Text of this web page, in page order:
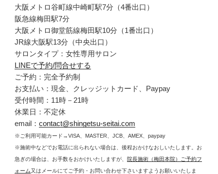
大阪メトロ谷町線中崎町駅7分（4番出口）
阪急線梅田駅7分
大阪メトロ御堂筋線梅田駅10分（1番出口）
JR線大阪駅13分（中央出口）
サロンタイプ：女性専用サロン
LINEで予約/問合せする
ご予約：完全予約制
お支払い：現金、クレッジットカード、Paypay
受付時間：11時－21時
休業日：不定休
email： contact@shingetsu-seitai.com
※ご利用可能カード→VISA、MASTER、JCB、AMEX、paypay
※施術中などでお電話に出られない場合は、後程おかけなおしいたします。お
急ぎの場合は、お手数をおかけいたしますが、 院長施術（梅田本院）ご予約フ
ォーム又はメールにてご予約・お問い合わせ下さいますようお願いいたしま